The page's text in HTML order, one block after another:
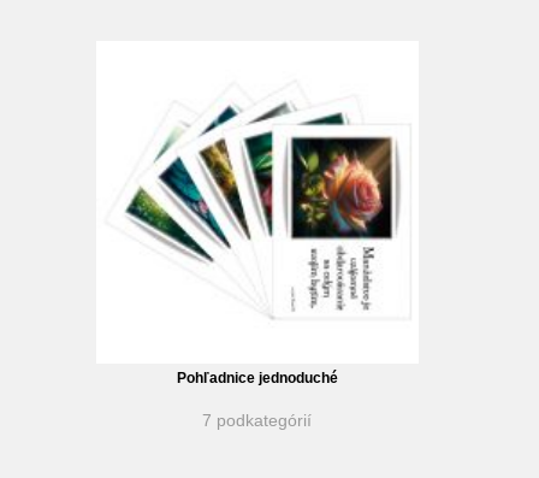
Pohľadnice jednoduché
7 podkategórií